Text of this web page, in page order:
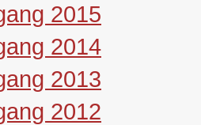
2015
2014
2013
2012